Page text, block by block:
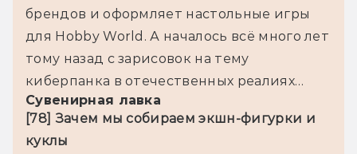
брендов и оформляет настольные игры
для Hobby World. А началось всё много лет
тому назад с зарисовок на тему
Сувенирная лавка
[78] Зачем мы собираем экшн-фигурки и
куклы